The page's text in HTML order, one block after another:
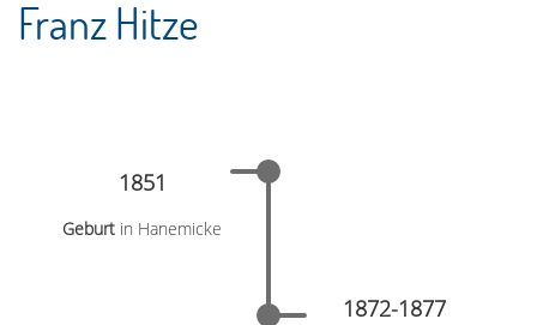
Franz Hitze
1851
Geburt in Hanemicke
1872-1877